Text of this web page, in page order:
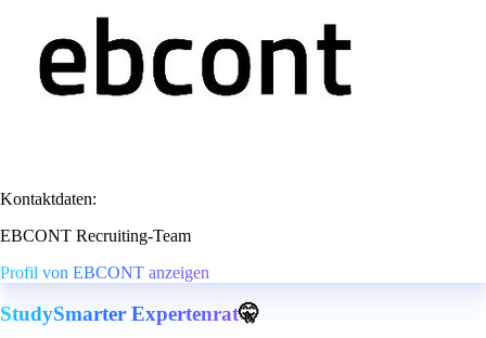
Kontaktdaten:
EBCONT Recruiting-Team
Profil von EBCONT anzeigen
StudySmarter Expertenrat🤫